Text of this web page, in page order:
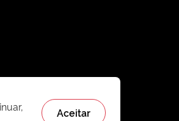
Aceitar